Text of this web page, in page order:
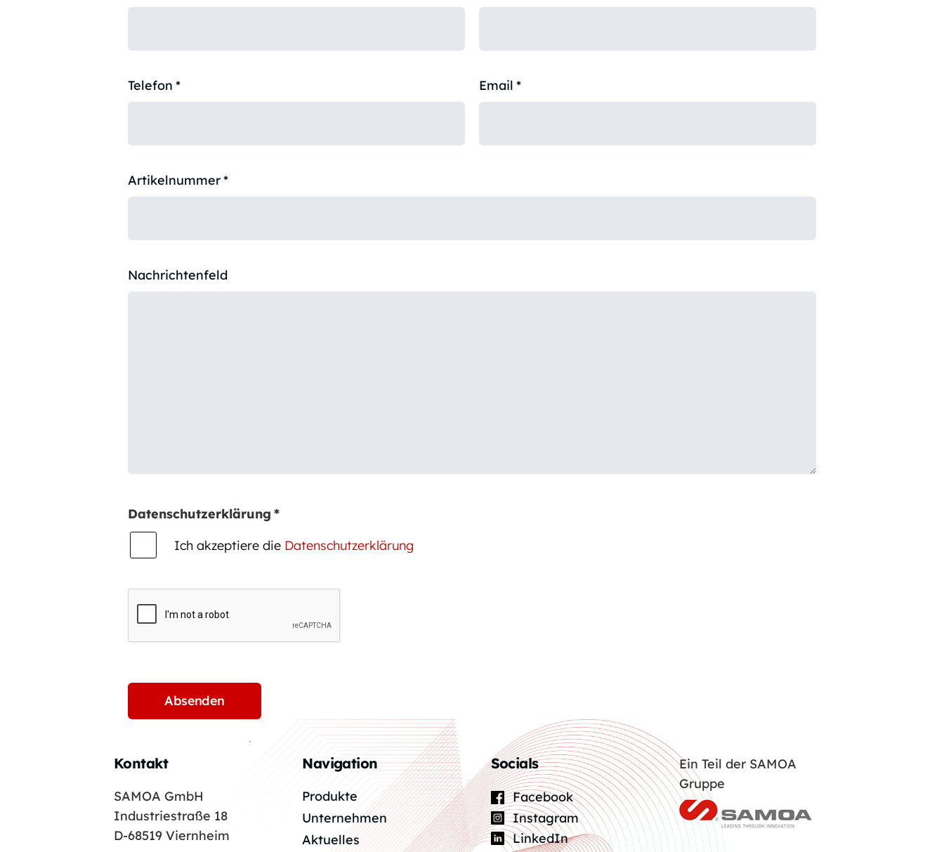
Telefon * Email *
Artikelnummer*
Nachrichtenfeld
Datenschutzerklärung *
Ich akzeptiere die Datenschutzerklärung
Kontakt
SAMOA GmbH
Industriestraße 18
D-68519 Viernheim
Navigation
Produkte
Unternehmen
Aktuelles
Socials
Facebook
Instagram
LinkedIn
Ein Teil der SAMOA
Gruppe